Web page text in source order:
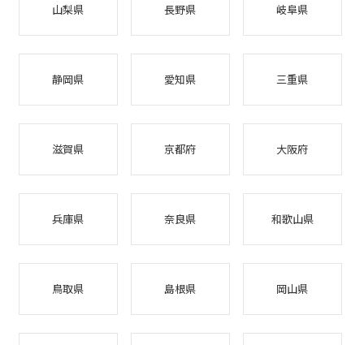
山梨県 長野県 岐阜県
静岡県 愛知県 三重県
滋賀県 京都府 大阪府
兵庫県 奈良県 和歌山県
鳥取県 島根県 岡山県